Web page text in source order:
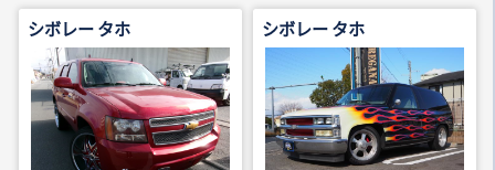
シボレー タホ シボレー タホ